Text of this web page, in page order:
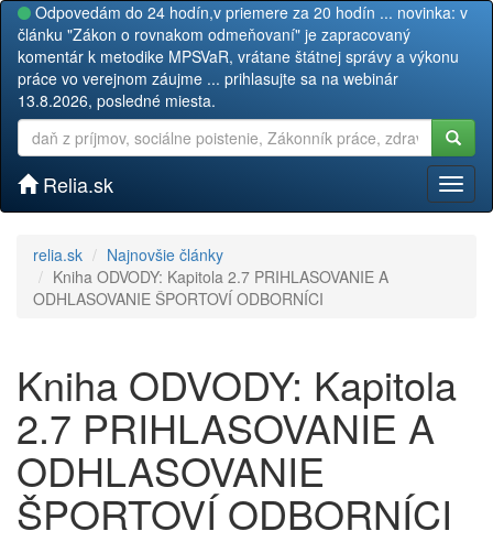
Odpovedám do 24 hodín,v priemere za 20 hodín ... novinka: v
článku "Zákon o rovnakom odmeňovaní" je zapracovaný
komentár k metodike MPSVaR, vrátane štátnej správy a výkonu
práce vo verejnom záujme ... prihlasujte sa na webinár
13.8.2026, posledné miesta.
Relia.sk
relia.sk
Najnovšie články
Kniha ODVODY: Kapitola 2.7 PRIHLASOVANIE A
ODHLASOVANIE ŠPORTOVÍ ODBORNÍCI
Kniha ODVODY: Kapitola
2.7 PRIHLASOVANIE A
ODHLASOVANIE
ŠPORTOVÍ ODBORNÍCI